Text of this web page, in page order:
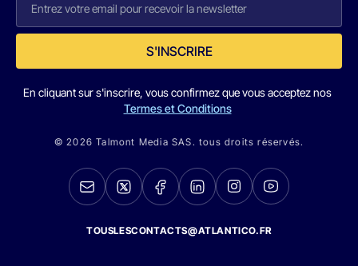
S'INSCRIRE
En cliquant sur s'inscrire, vous confirmez que vous acceptez nos
Termes et Conditions
© 2026 Talmont Media SAS. tous droits réservés.
TOUSLESCONTACTS@ATLANTICO.FR